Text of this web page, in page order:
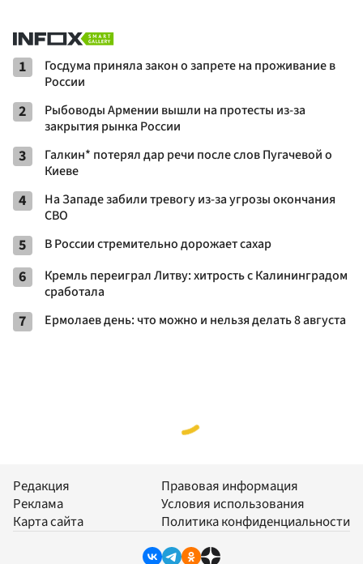
1
Госдума приняла закон о запрете на проживание в
России
2
Рыбоводы Армении вышли на протесты из-за
закрытия рынка России
3
Галкин* потерял дар речи после слов Пугачевой о
Киеве
4
На Западе забили тревогу из-за угрозы окончания
СВО
5 В России стремительно дорожает сахар
6
Кремль переиграл Литву: хитрость с Калининградом
сработала
7 Ермолаев день: что можно и нельзя делать 8 августа
Редакция
Реклама
Карта сайта
Правовая информация
Условия использования
Политика конфиденциальности